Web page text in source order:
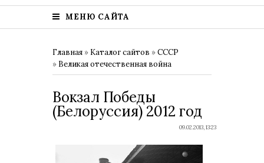
МЕНЮ САЙТА
Главная » Каталог сайтов »СССР
» Великая отечественная война
Вокзал Победы
(Белоруссия) 2012 год
09.02.2013, 13:23